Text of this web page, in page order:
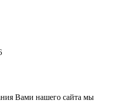
Вами нашего сайта мы